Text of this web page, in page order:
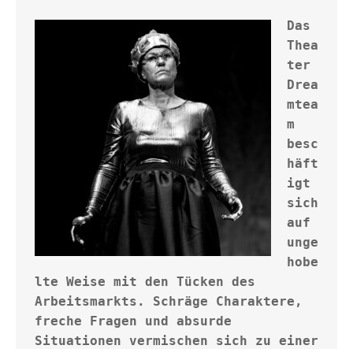
Das
Thea
ter
Drea
mtea
m
besc
häft
igt
sich
auf
unge
hobe
lte Weise mit den Tücken des
Arbeitsmarkts. Schräge Charaktere,
freche Fragen und absurde
Situationen vermischen sich zu einer